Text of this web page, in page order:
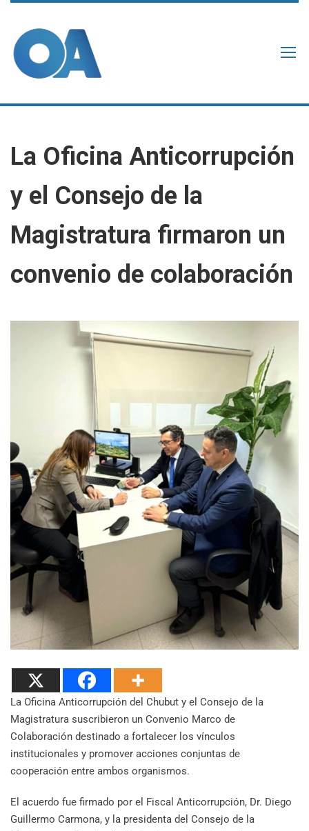
La Oficina Anticorrupción
y el Consejo de la
Magistratura firmaron un
convenio de colaboración
La Oficina Anticorrupción del Chubut y el Consejo de la
Magistratura suscribieron un Convenio Marco de
Colaboración destinado a fortalecer los vínculos
institucionales y promover acciones conjuntas de
cooperación entre ambos organismos.
El acuerdo fue firmado por el Fiscal Anticorrupción, Dr. Diego
Guillermo Carmona, y la presidenta del Consejo de la